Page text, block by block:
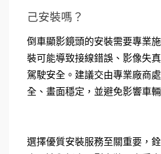
己安裝嗎？
倒車顯影鏡頭的安裝需要專業
裝可能導致接線錯誤、影像失
駕駛安全。建議交由專業廠商
全、畫面穩定，並避免影響車
選擇優質安裝服務至關重要，